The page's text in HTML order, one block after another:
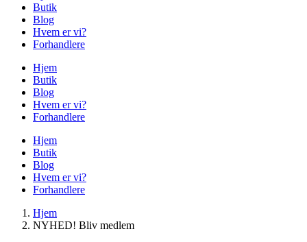
Butik
Blog
Hvem er vi?
Forhandlere
Hjem
Butik
Blog
Hvem er vi?
Forhandlere
Hjem
Butik
Blog
Hvem er vi?
Forhandlere
Hjem
NYHED! Bliv medlem